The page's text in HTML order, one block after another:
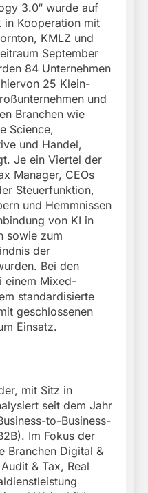
3.0“ wurde auf
in Kooperation mit
KMLZ und
September
84 Unternehmen
25 Klein-
und
Branchen wie
Science,
und Handel,
Je ein Viertel der
Manager, CEOs
Steuerfunktion,
und Hemmnissen
von KI in
sowie zum
der
Bei den
einem Mixed-
standardisierte
geschlossenen
Einsatz.
mit Sitz in
seit dem Jahr
to-Business-
Im Fokus der
Branchen Digital &
& Tax, Real